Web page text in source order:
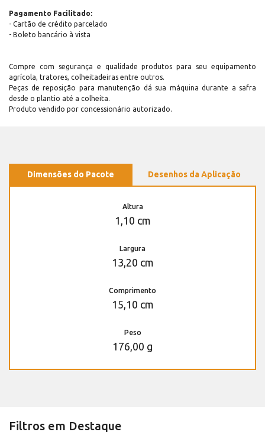
Pagamento Facilitado:
- Cartão de crédito parcelado
- Boleto bancário à vista
Compre com segurança e qualidade produtos para seu equipamento
agrícola, tratores, colheitadeiras entre outros.
Peças de reposição para manutenção dá sua máquina durante a safra
desde o plantio até a colheita.
Produto vendido por concessionário autorizado.
Dimensões do Pacote Desenhos da Aplicação
Altura
1,10 cm
Largura
13,20 cm
Comprimento
15,10 cm
Peso
176,00 g
Filtros em Destaque